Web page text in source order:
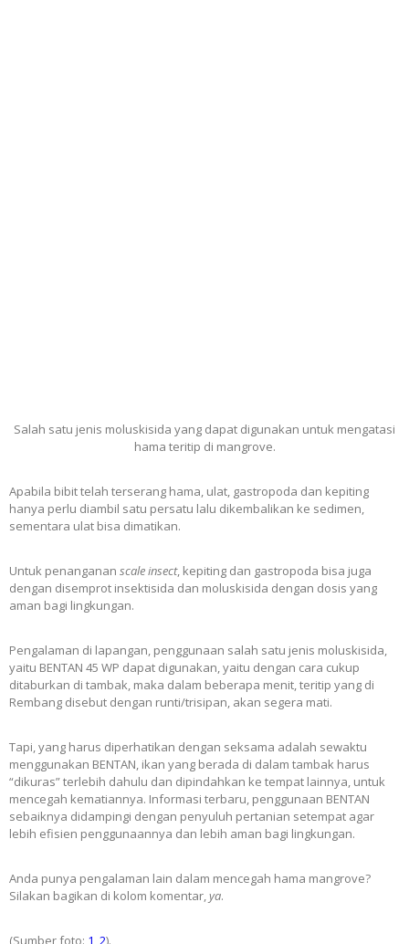
Salah satu jenis moluskisida yang dapat digunakan untuk mengatasi
hama teritip di mangrove.
Apabila bibit telah terserang hama, ulat, gastropoda dan kepiting
hanya perlu diambil satu persatu lalu dikembalikan ke sedimen,
sementara ulat bisa dimatikan.
Untuk penanganan scale insect, kepiting dan gastropoda bisa juga
dengan disemprot insektisida dan moluskisida dengan dosis yang
aman bagi lingkungan.
Pengalaman di lapangan, penggunaan salah satu jenis moluskisida,
yaitu BENTAN 45 WP dapat digunakan, yaitu dengan cara cukup
ditaburkan di tambak, maka dalam beberapa menit, teritip yang di
Rembang disebut dengan runti/trisipan, akan segera mati.
Tapi, yang harus diperhatikan dengan seksama adalah sewaktu
menggunakan BENTAN, ikan yang berada di dalam tambak harus
“dikuras” terlebih dahulu dan dipindahkan ke tempat lainnya, untuk
mencegah kematiannya. Informasi terbaru, penggunaan BENTAN
sebaiknya didampingi dengan penyuluh pertanian setempat agar
lebih efisien penggunaannya dan lebih aman bagi lingkungan.
Anda punya pengalaman lain dalam mencegah hama mangrove?
Silakan bagikan di kolom komentar,ya.
(Sumber foto: 1 2).